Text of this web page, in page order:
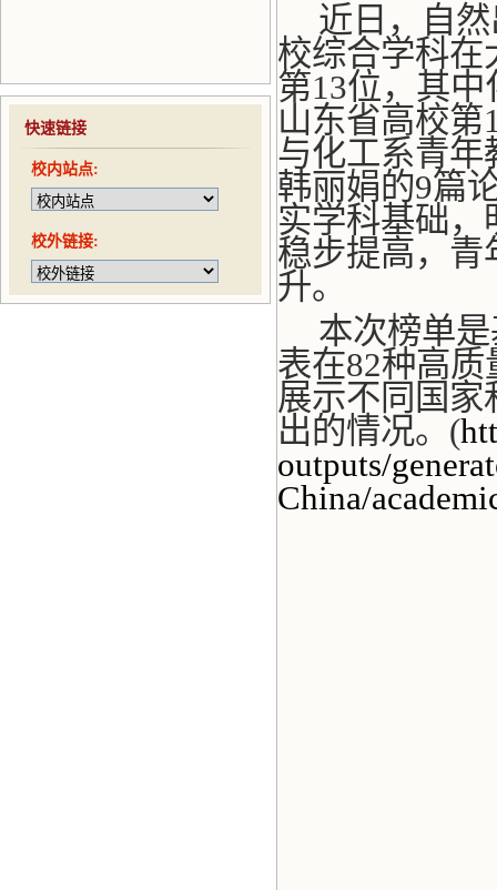
快速链接
校内站点:
校外链接:
近日，自
校综合学科在
第13位，其中
山东省高校第
与化工系青年
韩丽娟的9篇
实学科基础
稳步提高，青
升。
本次榜单
表在82种高质
展示不同国
出的情况。 (
outputs/
China/